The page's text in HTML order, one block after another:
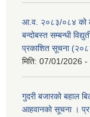
आ.व. २०८३/०८४ को
बन्दोबस्त सम्बन्धी
प्रकाशित सूचना
मिति: 07/01/2026 -
गुदरी बजारको बहाल
आहवानको सूचना ।